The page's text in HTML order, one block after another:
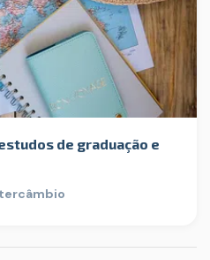
de graduação e